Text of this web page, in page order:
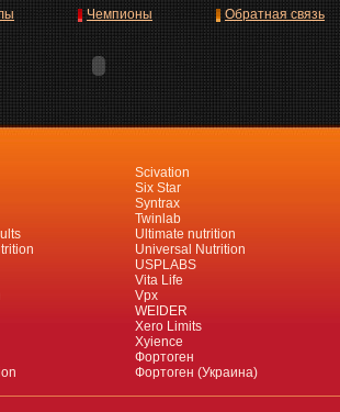
Чемпионы Обратная связь
Scivation
Six Star
Syntrax
Twinlab
Ultimate nutrition
Universal Nutrition
USPLABS
Vita Life
Vpx
WEIDER
Xero Limits
Xyience
Фортоген
Фортоген (Украина)